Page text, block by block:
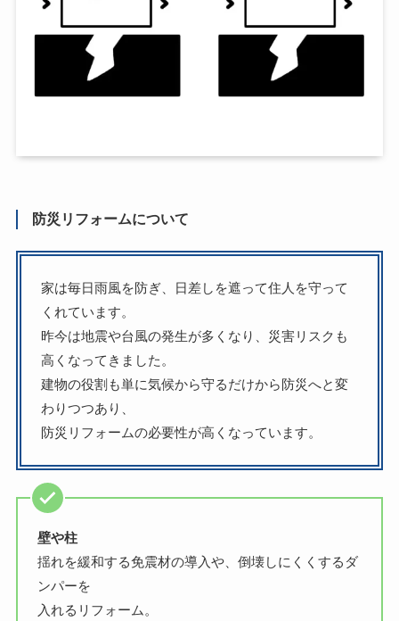
防災リフォームについて
家は毎日雨風を防ぎ、日差しを遮って住人を守って
くれています。
昨今は地震や台風の発生が多くなり、災害リスクも
高くなってきました。
建物の役割も単に気候から守るだけから防災へと変
わりつつあり、
防災リフォームの必要性が高くなっています。
壁や柱
揺れを緩和する免震材の導入や、倒壊しにくくするダ
ンパーを
入れるリフォーム。